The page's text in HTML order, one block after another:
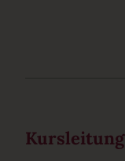
Kursleitung